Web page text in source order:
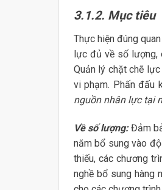
3.1.2. Mục tiêu
Thực hiện đúng
lực đủ về số lượng,
Quản lý chặt chẽ
vi phạm. Phấn đấu
nguồn nhân lực tại
Về số lượng:Đảm
năm bổ sung vào
thiếu, các chương
nghề bổ sung hàng